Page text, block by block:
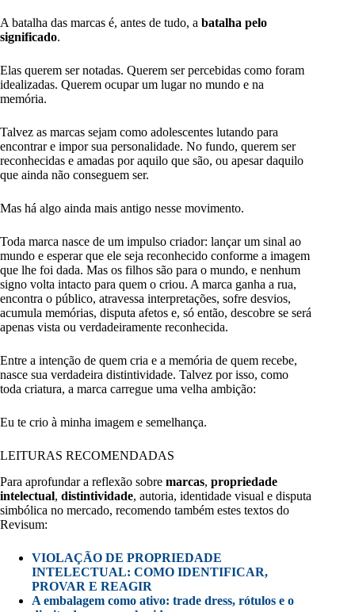
A batalha das marcas é, antes de tudo, a batalha pelo
significado.
Elas querem ser notadas. Querem ser percebidas como foram
idealizadas. Querem ocupar um lugar no mundo e na
memória.
Talvez as marcas sejam como adolescentes lutando para
encontrar e impor sua personalidade. No fundo, querem ser
reconhecidas e amadas por aquilo que são, ou apesar daquilo
que ainda não conseguem ser.
Mas há algo ainda mais antigo nesse movimento.
Toda marca nasce de um impulso criador: lançar um sinal ao
mundo e esperar que ele seja reconhecido conforme a imagem
que lhe foi dada. Mas os filhos são para o mundo, e nenhum
signo volta intacto para quem o criou. A marca ganha a rua,
encontra o público, atravessa interpretações, sofre desvios,
acumula memórias, disputa afetos e, só então, descobre se será
apenas vista ou verdadeiramente reconhecida.
Entre a intenção de quem cria e a memória de quem recebe,
nasce sua verdadeira distintividade. Talvez por isso, como
toda criatura, a marca carregue uma velha ambição:
Eu te crio à minha imagem e semelhança.
LEITURAS RECOMENDADAS
Para aprofundar a reflexão sobre marcas, propriedade
intelectual, distintividade, autoria, identidade visual e disputa
simbólica no mercado, recomendo também estes textos do
Revisum:
VIOLAÇÃO DE PROPRIEDADE
INTELECTUAL: COMO IDENTIFICAR,
PROVAR E REAGIR
A embalagem como ativo: trade dress, rótulos e o